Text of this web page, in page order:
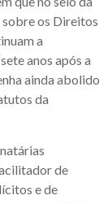
sobre os Direitos
a
anos após a
ainda abolido
da
de
e de